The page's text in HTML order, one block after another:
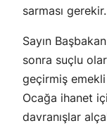
sarması gerekir.
Sayın
sonra suçlu
geçirmiş
Ocağa ihanet
davranışlar